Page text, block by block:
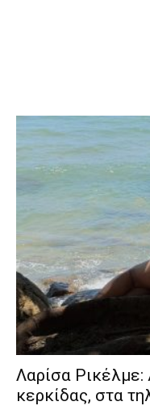
Λαρίσα Ρικέλμε:
κερκίδας, στα